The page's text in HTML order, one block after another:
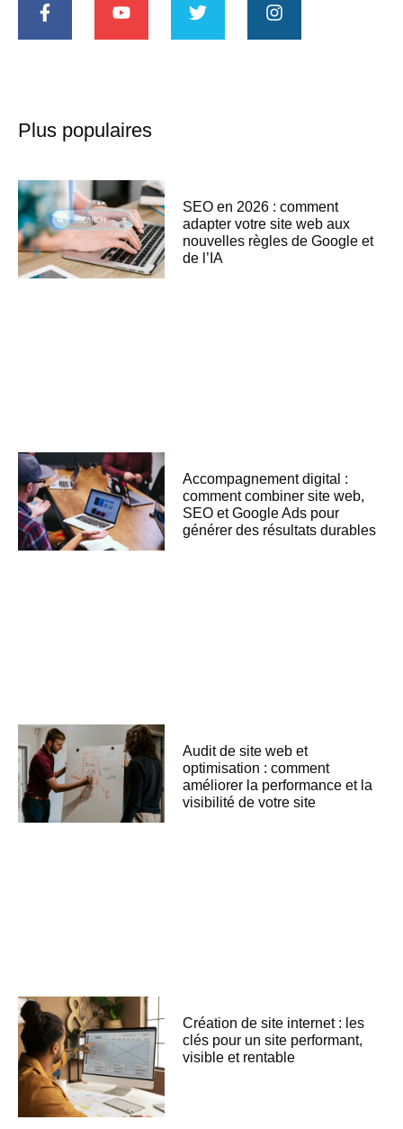
Plus populaires
SEO en 2026 : comment
adapter votre site web aux
nouvelles règles de Google et
de l’IA
Accompagnement digital :
comment combiner site web,
SEO et Google Ads pour
générer des résultats durables
Audit de site web et
optimisation : comment
améliorer la performance et la
visibilité de votre site
Création de site internet : les
clés pour un site performant,
visible et rentable